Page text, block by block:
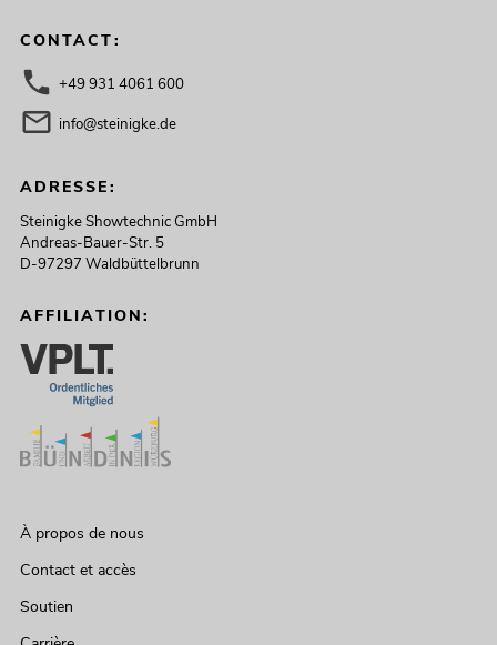
CONTACT:
+49 931 4061 600
info@steinigke.de
ADRESSE:
Steinigke Showtechnic GmbH
Andreas-Bauer-Str. 5
D-97297 Waldbüttelbrunn
AFFILIATION:
À propos de nous
Contact et accès
Soutien